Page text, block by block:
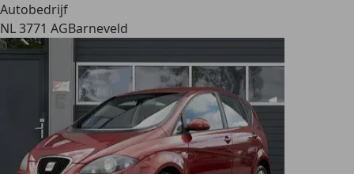
Autobedrijf
NL 3771 AGBarneveld